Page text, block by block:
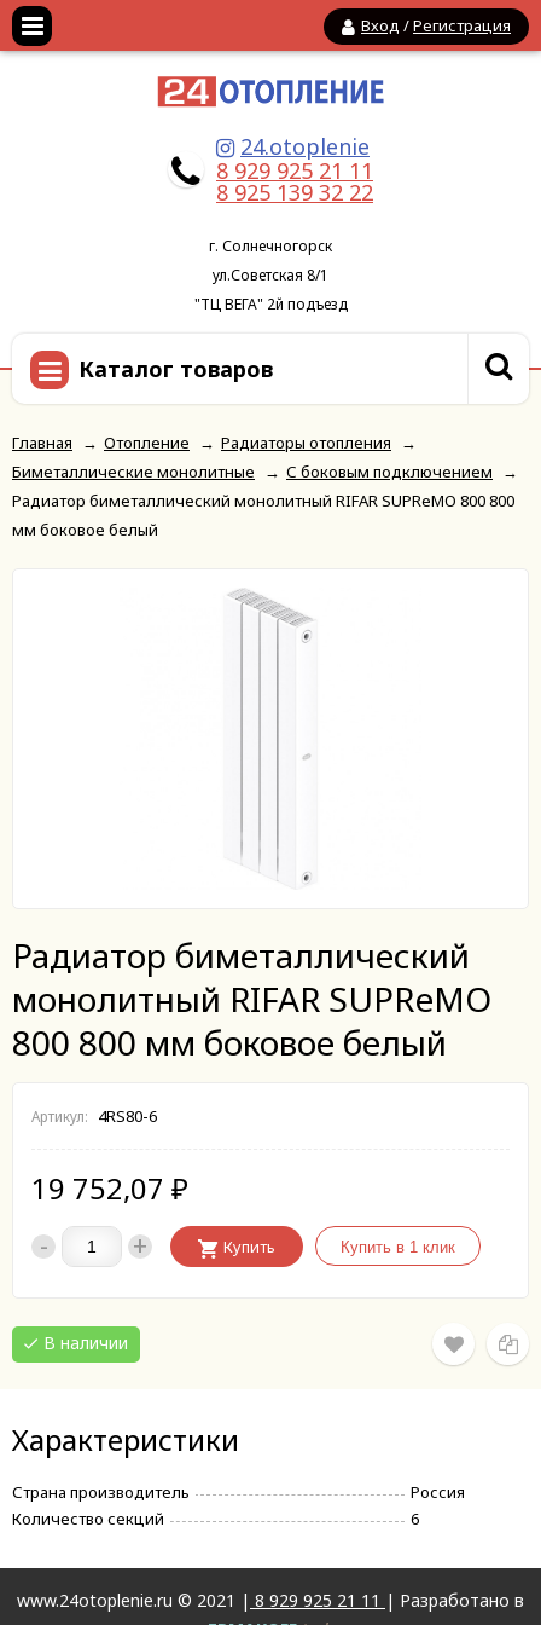
Вход /Регистрация
24.otoplenie
8 929 925 21 11
8 925 139 32 22
г. Солнечногорск
ул.Советская 8/1
"ТЦ ВЕГА" 2й подъезд
Каталог товаров
Главная → Отопление → Радиаторы отопления
→
Биметаллические монолитные
→ С боковым подключением
→
Радиатор биметаллический монолитный RIFAR SUPReMO 800 800
мм боковое белый
Радиатор биметаллический
монолитный RIFAR SUPReMO
800 800 мм боковое белый
Артикул: 4RS80-6
19 752,07 ₽
- + Купить
В наличии
Характеристики
Страна производитель
Россия
Количество секций
6
www.24otoplenie.ru © 2021 | 8 929 925 21 11 | Разработано в